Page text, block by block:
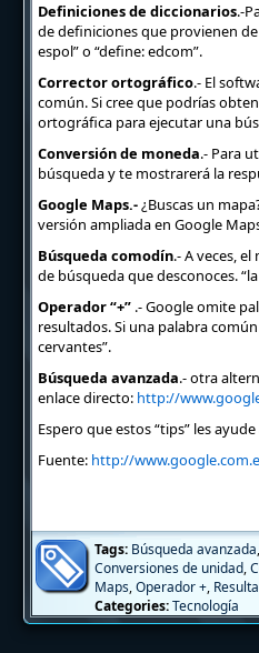
Definiciones de diccionarios.-
de definiciones que provienen
espol” o “define: edcom”.
Corrector ortográfico.- El
común. Si cree que podrías
ortográfica para ejecutar una
Conversión de moneda.- Para
búsqueda y te mostrarerá la
Google Maps.-¿Buscas un
versión ampliada en Google
Búsqueda comodín.- A veces,
de búsqueda que desconoces.
Operador “+”.- Google omite
resultados. Si una palabra
cervantes”.
Búsqueda avanzada.- otra
enlace directo: http://
Espero que estos “tips” les
Fuente: http://
Tags: Búsqueda avanzada,
Conversiones de unidad,
Maps,Operador +,
Categories: Tecnología